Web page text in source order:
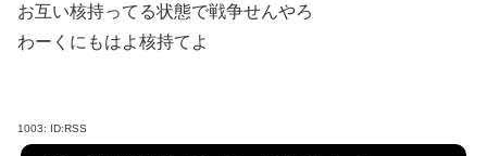
お互い核持ってる状態で戦争せんやろ
わーくにもはよ核持てよ
1003: ID:RSS